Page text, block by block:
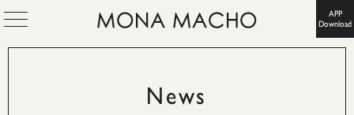
APP
Download
News